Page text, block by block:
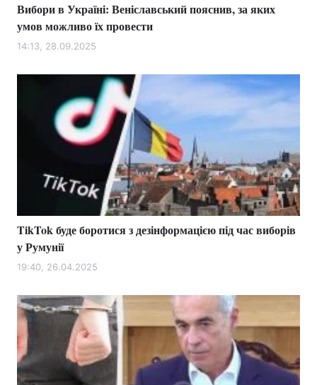
Вибори в Україні: Веніславський пояснив, за яких
умов можливо їх провести
14:13, 28.09.2025
TikTok буде боротися з дезінформацією під час виборів
у Румунії
19:40, 26.04.2025